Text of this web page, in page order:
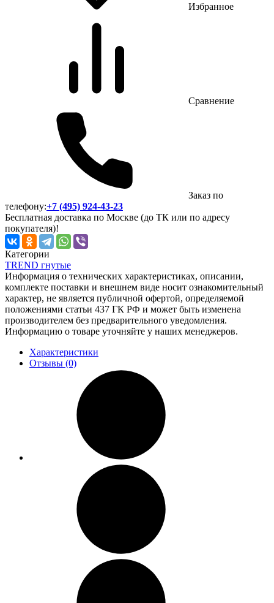
Избранное
Сравнение
Заказ по
телефону:+7 (495) 924-43-23
Бесплатная доставка по Москве (до ТК или по адресу
покупателя)!
Категории
TREND гнутые
Информация о технических характеристиках, описании,
комплекте поставки и внешнем виде носит ознакомительный
характер, не является публичной офертой, определяемой
положениями статьи 437 ГК РФ и может быть изменена
производителем без предварительного уведомления.
Информацию о товаре уточняйте у наших менеджеров.
Характеристики
Отзывы (0)